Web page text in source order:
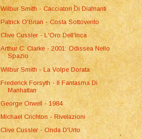
Wilbur Smith - Cacciatori Di Diamanti
Patrick O'Brian - Costa Sottovento
Clive Cussler - L'Oro Dell'Inca
Arthur C. Clarke - 2001: Odissea Nello
Spazio
Wilbur Smith - La Volpe Dorata
Frederick Forsyth - Il Fantasma Di
Manhattan
George Orwell - 1984
Michael Crichton - Rivelazioni
Clive Cussler - Onda D'Urto